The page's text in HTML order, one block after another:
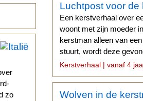
zo
Luchtpost voor de
Een kerstverhaal over
woont met zijn moeder
kerstman alleen van
stuurt, wordt deze
vervult.
Kerstverhaal | vanaf 4
Wolven in de